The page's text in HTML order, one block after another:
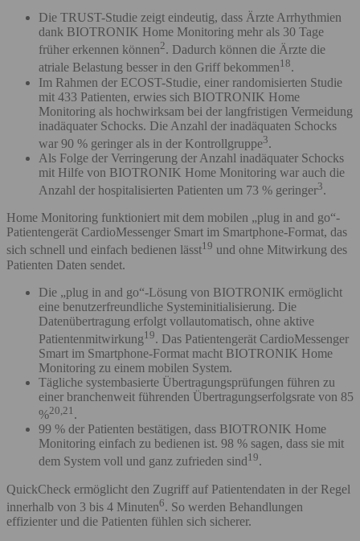
Die TRUST-Studie zeigt eindeutig, dass Ärzte Arrhythmien
dank BIOTRONIK Home Monitoring mehr als 30 Tage
früher erkennen können2. Dadurch können die Ärzte die
atriale Belastung besser in den Griff bekommen18.
Im Rahmen der ECOST-Studie, einer randomisierten Studie
mit 433 Patienten, erwies sich BIOTRONIK Home
Monitoring als hochwirksam bei der langfristigen Vermeidung
inadäquater Schocks. Die Anzahl der inadäquaten Schocks
war 90 % geringer als in der Kontrollgruppe3.
Als Folge der Verringerung der Anzahl inadäquater Schocks
mit Hilfe von BIOTRONIK Home Monitoring war auch die
Anzahl der hospitalisierten Patienten um 73 % geringer3.
Home Monitoring funktioniert mit dem mobilen „plug in and go“-
Patientengerät CardioMessenger Smart im Smartphone-Format, das
sich schnell und einfach bedienen lässt19 und ohne Mitwirkung des
Patienten Daten sendet.
Die „plug in and go“-Lösung von BIOTRONIK ermöglicht
eine benutzerfreundliche Systeminitialisierung. Die
Datenübertragung erfolgt vollautomatisch, ohne aktive
Patientenmitwirkung19. Das Patientengerät CardioMessenger
Smart im Smartphone-Format macht BIOTRONIK Home
Monitoring zu einem mobilen System.
Tägliche systembasierte Übertragungsprüfungen führen zu
einer branchenweit führenden Übertragungserfolgsrate von 85
%20,21 .
99 % der Patienten bestätigen, dass BIOTRONIK Home
Monitoring einfach zu bedienen ist. 98 % sagen, dass sie mit
dem System voll und ganz zufrieden sind19.
QuickCheck ermöglicht den Zugriff auf Patientendaten in der Regel
innerhalb von 3 bis 4 Minuten6. So werden Behandlungen
effizienter und die Patienten fühlen sich sicherer.